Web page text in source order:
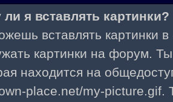
ли я вставлять картинки?
вставлять картинки
картинки на форум.
находится на
place.net/my-picture.gif.